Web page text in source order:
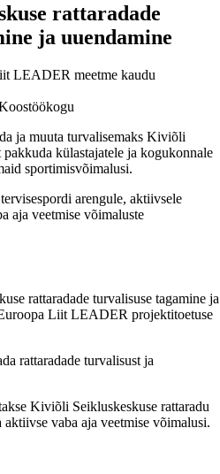
rattaradade
ja uuendamine
LEADER meetme kaudu
ja muuta turvalisemaks Kiviõli
pakkuda külastajatele ja kogukonnale
sportimisvõimalusi.
arengule, aktiivsele
aja veetmise võimaluste
rattaradade turvalisuse tagamine ja
Liit LEADER projektitoetuse
rattaradade turvalisust ja
Kiviõli Seikluskeskuse rattaradu
vaba aja veetmise võimalusi.